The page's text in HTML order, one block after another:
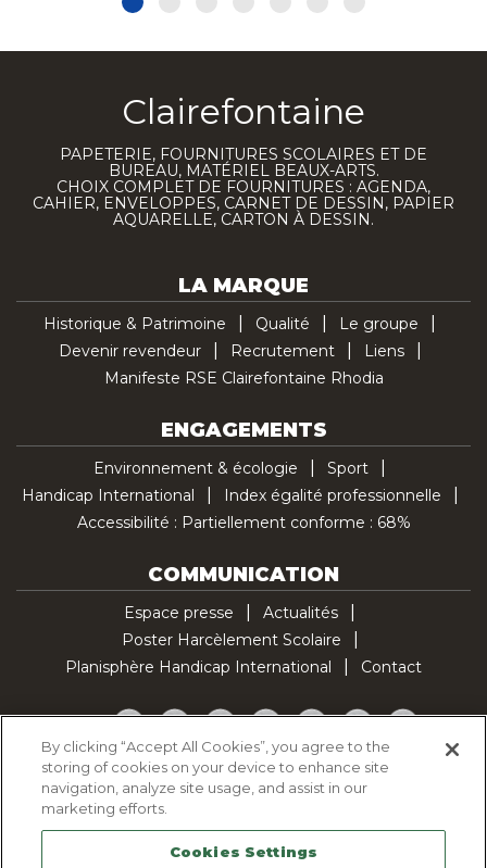
Clairefontaine
PAPETERIE, FOURNITURES SCOLAIRES ET DE
BUREAU, MATÉRIEL BEAUX-ARTS.
CHOIX COMPLET DE FOURNITURES : AGENDA,
CAHIER, ENVELOPPES, CARNET DE DESSIN, PAPIER
AQUARELLE, CARTON À DESSIN.
LA MARQUE
Historique & Patrimoine Qualité
Le groupe
Devenir revendeur
Recrutement
Liens
Manifeste RSE Clairefontaine Rhodia
ENGAGEMENTS
Environnement & écologie
Sport
Handicap International
Index égalité professionnelle
Accessibilité : Partiellement conforme : 68%
COMMUNICATION
Espace presse
Actualités
Poster Harcèlement Scolaire
Planisphère Handicap International
Contact
Facebook
TwitterYouTubePinterestInstagramLinkedInTikTok
Politique d'utilisation des cookies
Politique de confidentialité
Mentions légales
Plan du site
By clicking “Accept All Cookies”, you agree to the
storing of cookies on your device to enhance site
navigation, analyze site usage, and assist in our
marketing efforts.
Cookies Settings